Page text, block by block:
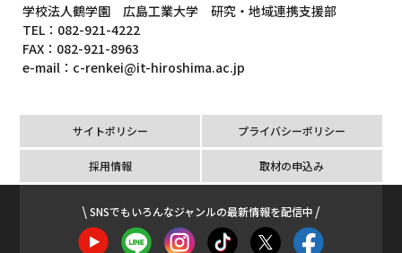
学校法人鶴学園 広島工業大学 研究・地域連携支援部
TEL：082-921-4222
FAX：082-921-8963
e-mail：c-renkei@it-hiroshima.ac.jp
サイトポリシー プライバシーポリシー
採用情報 取材の申込み
SNSでもいろんなジャンルの最新情報を配信中